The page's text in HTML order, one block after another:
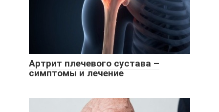
Артрит плечевого сустава –
симптомы и лечение